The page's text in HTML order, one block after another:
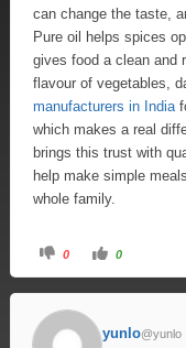
can change the taste,
Pure oil helps spices
gives food a clean and
flavour of vegetables,
manufacturers in India
which makes a real
brings this trust with
help make simple
whole family.
0 0
yunlo@yunlo